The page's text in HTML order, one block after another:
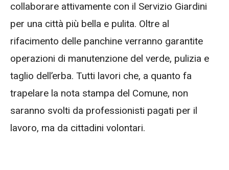
collaborare attivamente con il Servizio Giardini
per una città più bella e pulita. Oltre al
rifacimento delle panchine verranno garantite
operazioni di manutenzione del verde, pulizia e
taglio dell’erba. Tutti lavori che, a quanto fa
trapelare la nota stampa del Comune, non
saranno svolti da professionisti pagati per il
lavoro, ma da cittadini volontari.